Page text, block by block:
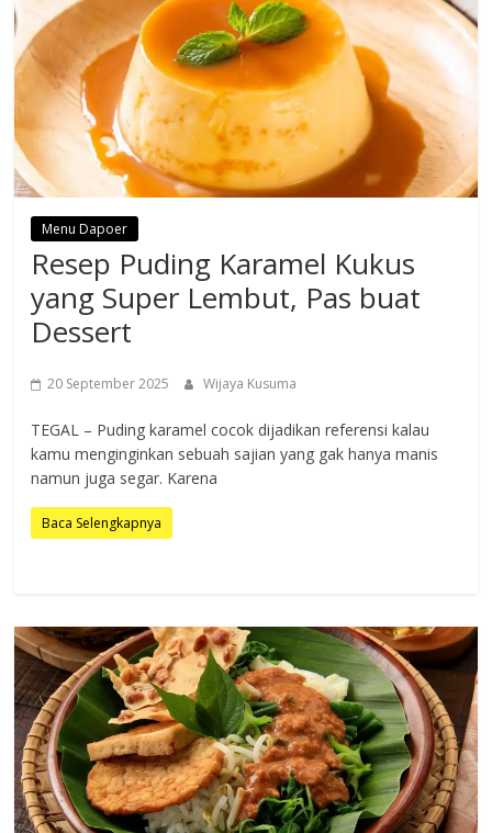
Menu Dapoer
Resep Puding Karamel Kukus
yang Super Lembut, Pas buat
Dessert
20 September 2025 Wijaya Kusuma
TEGAL – Puding karamel cocok dijadikan referensi kalau
kamu menginginkan sebuah sajian yang gak hanya manis
namun juga segar. Karena
Baca Selengkapnya